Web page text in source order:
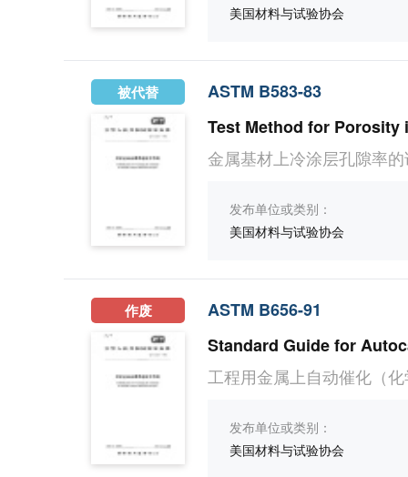
美国材料与试验协会
被代替
ASTM B583-83
Test Method for Porosity
金属基材上冷涂层孔隙率
发布单位或类别：
美国材料与试验协会
作废 ASTM B656-91
工程用金属上自动催化（
发布单位或类别：
美国材料与试验协会